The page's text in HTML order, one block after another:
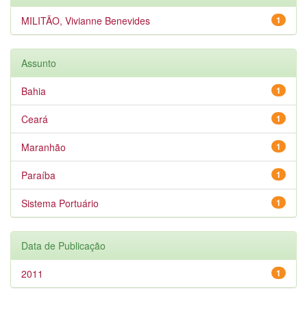
1
MILITÃO, Vivianne Benevides
Assunto
1
Bahia
1
Ceará
1
Maranhão
1
Paraíba
1
Sistema Portuário
Data de Publicação
1
2011